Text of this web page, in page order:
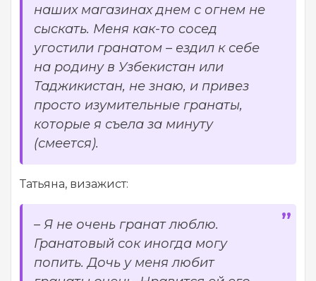
наших магазинах днем с огнем не
сыскать. Меня как-то сосед
угостили гранатом – ездил к себе
на родину в Узбекистан или
Таджикистан, не знаю, и привез
просто изумительные гранаты,
которые я съела за минуту
(смеется).
Татьяна, визажист:
– Я не очень гранат люблю.
Гранатовый сок иногда могу
попить. Дочь у меня любит